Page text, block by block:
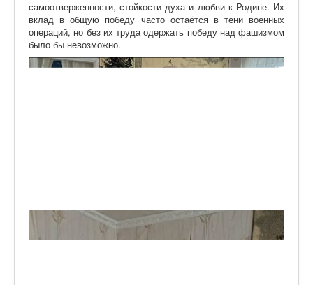
самоотверженности, стойкости духа и любви к Родине. Их
вклад в общую победу часто остаётся в тени военных
операций, но без их труда одержать победу над фашизмом
было бы невозможно.